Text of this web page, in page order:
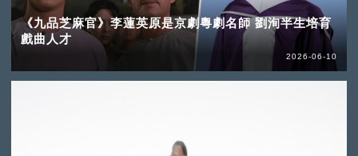
《九品芝麻官》李蓮英原是京劇粵劇名師 劉洵半生培育
戲曲人才
2026-06-10